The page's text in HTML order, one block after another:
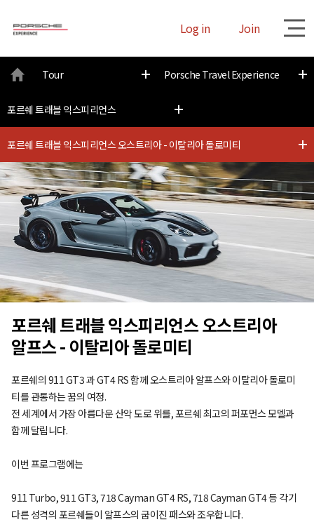
대
메
뉴
Log in Join
Tour Porsche Travel Experience
포르쉐 트래블 익스피리언스
포르쉐 트래블 익스피리언스 오스트리아 - 이탈리아 돌로미티
포르쉐 트래블 익스피리언스 오스트리아
알프스 - 이탈리아 돌로미티
포르쉐의 911 GT3 과 GT4 RS 함께 오스트리아 알프스와 이탈리아 돌로미
티를 관통하는 꿈의 여정.
전 세계에서 가장 아름다운 산악 도로 위를, 포르쉐 최고의 퍼포먼스 모델과
함께 달립니다.
이번 프로그램에는
911 Turbo, 911 GT3, 718 Cayman GT4 RS, 718 Cayman GT4 등 각기
다른 성격의 포르쉐들이 알프스의 굽이진 패스와 조우합니다.